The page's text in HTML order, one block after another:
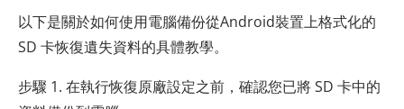
以下是關於如何使用電腦備份從Android裝置上格式化的
SD 卡恢復遺失資料的具體教學。
步驟 1. 在執行恢復原廠設定之前，確認您已將 SD 卡中的